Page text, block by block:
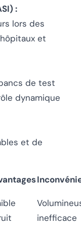
:
lors des
et
de test
dynamique
et de
inefficace